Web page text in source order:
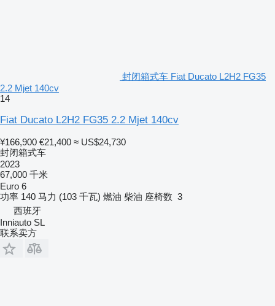
封闭箱式车 Fiat Ducato L2H2 FG35
2.2 Mjet 140cv
14
Fiat Ducato L2H2 FG35 2.2 Mjet 140cv
¥166,900 €21,400 ≈ US$24,730
封闭箱式车
2023
67,000 千米
Euro 6
功率 140 马力 (103 千瓦) 燃油 柴油 座椅数 3
西班牙
Inniauto SL
联系卖方